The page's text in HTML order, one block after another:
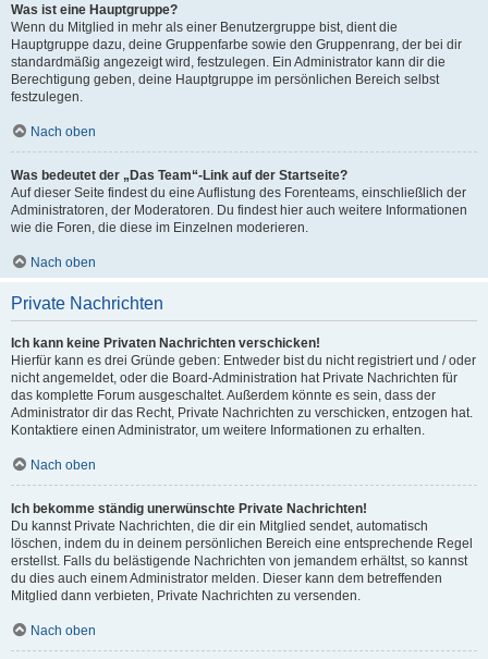
Was ist eine Hauptgruppe?
Wenn du Mitglied in mehr als einer Benutzergruppe bist, dient die
Hauptgruppe dazu, deine Gruppenfarbe sowie den Gruppenrang, der bei dir
standardmäßig angezeigt wird, festzulegen. Ein Administrator kann dir die
Berechtigung geben, deine Hauptgruppe im persönlichen Bereich selbst
festzulegen.
Nach oben
Was bedeutet der „Das Team“-Link auf der Startseite?
Auf dieser Seite findest du eine Auflistung des Forenteams, einschließlich der
Administratoren, der Moderatoren. Du findest hier auch weitere Informationen
wie die Foren, die diese im Einzelnen moderieren.
Nach oben
Private Nachrichten
Ich kann keine Privaten Nachrichten verschicken!
Hierfür kann es drei Gründe geben: Entweder bist du nicht registriert und / oder
nicht angemeldet, oder die Board-Administration hat Private Nachrichten für
das komplette Forum ausgeschaltet. Außerdem könnte es sein, dass der
Administrator dir das Recht, Private Nachrichten zu verschicken, entzogen hat.
Kontaktiere einen Administrator, um weitere Informationen zu erhalten.
Nach oben
Ich bekomme ständig unerwünschte Private Nachrichten!
Du kannst Private Nachrichten, die dir ein Mitglied sendet, automatisch
löschen, indem du in deinem persönlichen Bereich eine entsprechende Regel
erstellst. Falls du belästigende Nachrichten von jemandem erhältst, so kannst
du dies auch einem Administrator melden. Dieser kann dem betreffenden
Mitglied dann verbieten, Private Nachrichten zu versenden.
Nach oben